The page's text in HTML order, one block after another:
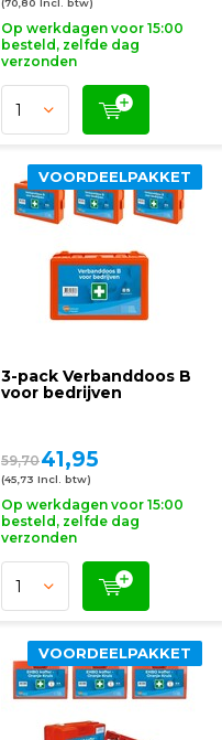
(70,80 Incl. btw)
Op werkdagen voor 15:00
besteld, zelfde dag
verzonden
3-pack Verbanddoos B
voor bedrijven
VOORDEELPAKKET
59,7041,95
(45,73 Incl. btw)
Op werkdagen voor 15:00
besteld, zelfde dag
verzonden
VOORDEELPAKKET